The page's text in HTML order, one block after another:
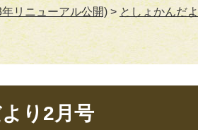
リニューアル公開) > としょかんだ
り2月号